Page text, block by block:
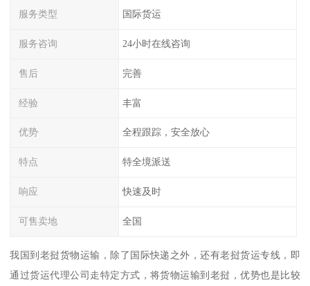
服务类型 国际货运
服务咨询 24小时在线咨询
售后 完善
经验 丰富
优势 全程跟踪，安全放心
特点 特全境派送
响应 快速及时
可售卖地 全国
我国到老挝货物运输，除了国际快递之外，还有老挝货运专线，即
通过货运代理公司走特定方式，将货物运输到老挝，优势也是比较